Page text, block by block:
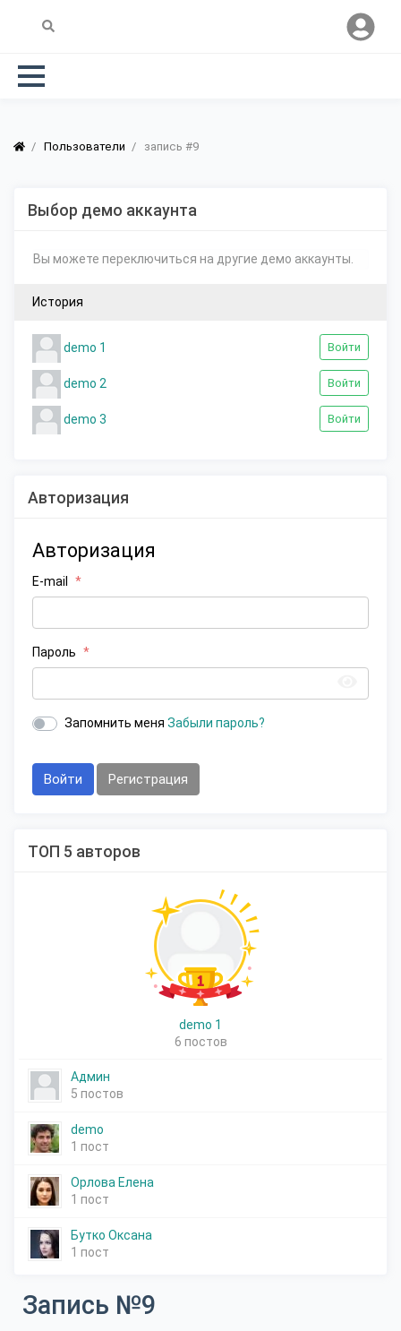
Пользователи запись #9
Выбор демо аккаунта
Вы можете переключиться на другие демо аккаунты.
История
demo 1 Войти
demo 2 Войти
demo 3 Войти
Авторизация
Авторизация
E-mail
Пароль
Запомнить меня Забыли пароль?
Войти Регистрация
ТОП 5 авторов
demo 1
6 постов
Админ
5 постов
demo
1 пост
Орлова Елена
1 пост
Бутко Оксана
1 пост
Запись №9